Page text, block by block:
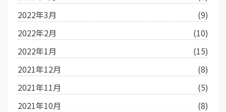
2022年3月
(9)
2022年2月
(10)
2022年1月
(15)
2021年12月
(8)
2021年11月
(5)
2021年10月
(8)